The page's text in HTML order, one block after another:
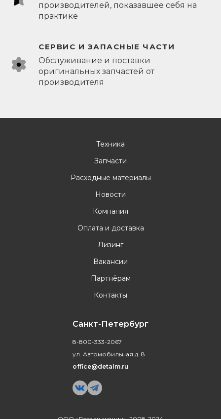
производителей, показавшее себя на
практике
СЕРВИС И ЗАПАСНЫЕ ЧАСТИ
Обслуживание и поставки
оригинальных запчастей от
производителя
Техника
Запчасти
Расходные материалы
Новости
Компания
Оплата и доставка
Лизинг
Вакансии
Партнёрам
Контакты
Санкт-Петербург
8-800-333-2067
ул. Автомобильная д. 8
office@detalm.ru